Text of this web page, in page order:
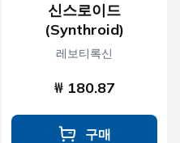
신스로이드
(Synthroid)
레보티록신
₩ 180.87
구매